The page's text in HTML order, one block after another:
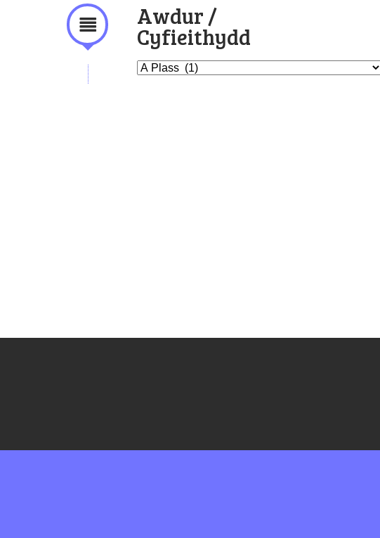
Awdur /
Cyfieithydd